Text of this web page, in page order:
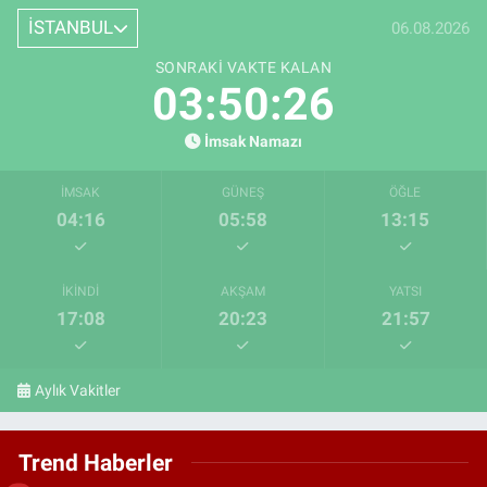
İSTANBUL 06.08.2026
SONRAKI VAKTE KALAN
03:50:25
İmsak Namazı
İMSAK
04:16
GÜNEŞ
05:58
ÖĞLE
13:15
İKINDI
17:08
AKŞAM
20:23
YATSI
21:57
Aylık Vakitler
Trend Haberler